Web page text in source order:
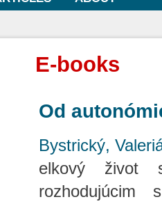
E-books
Od
Bystrický,
elkový život
rozhodujúcim